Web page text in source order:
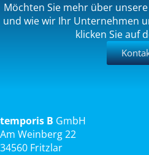
Möchten Sie mehr über
und wie wir Ihr Unternehmen
klicken Sie auf
temporis B GmbH
Am Weinberg 22
34560 Fritzlar